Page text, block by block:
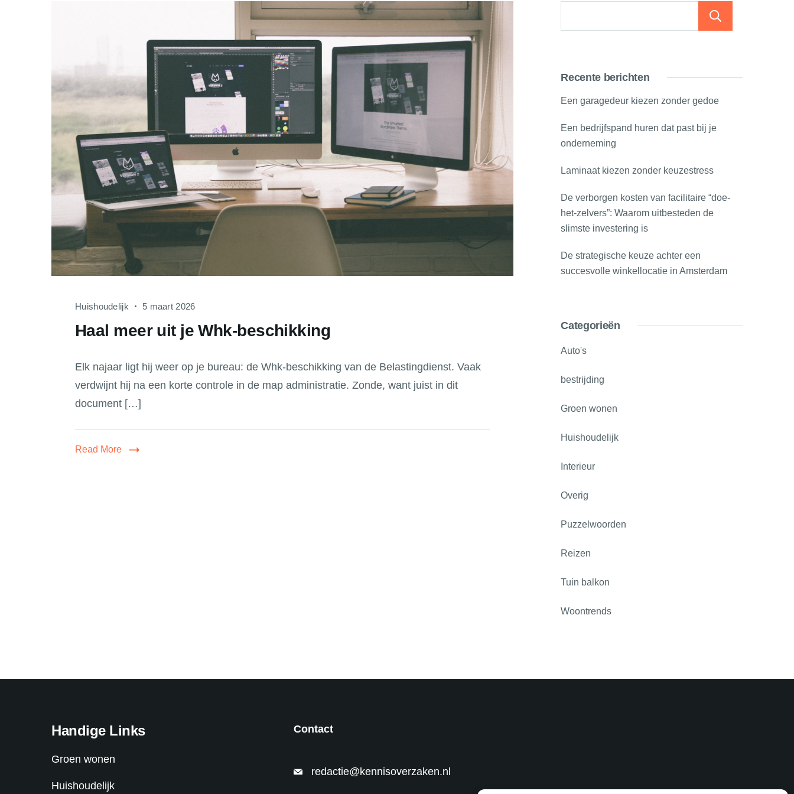
Huishoudelijk 5 maart 2026
Haal meer uit je Whk-beschikking
Elk najaar ligt hij weer op je bureau: de Whk-beschikking van de Belastingdienst. Vaak
verdwijnt hij na een korte controle in de map administratie. Zonde, want juist in dit
document […]
Read More
Recente berichten
Een garagedeur kiezen zonder gedoe
Een bedrijfspand huren dat past bij je
onderneming
Laminaat kiezen zonder keuzestress
De verborgen kosten van facilitaire “doe-
het-zelvers”: Waarom uitbesteden de
slimste investering is
De strategische keuze achter een
succesvolle winkellocatie in Amsterdam
Categorieën
Auto's
bestrijding
Groen wonen
Huishoudelijk
Interieur
Overig
Puzzelwoorden
Reizen
Tuin balkon
Woontrends
Handige Links
Groen wonen
Huishoudelijk
Contact
redactie@kennisoverzaken.nl